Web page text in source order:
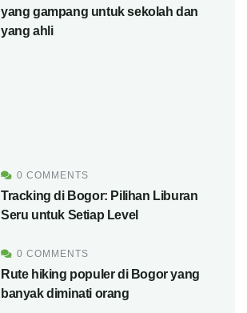
yang gampang untuk sekolah dan
yang ahli
0 COMMENTS
Tracking di Bogor: Pilihan Liburan
Seru untuk Setiap Level
0 COMMENTS
Rute hiking populer di Bogor yang
banyak diminati orang